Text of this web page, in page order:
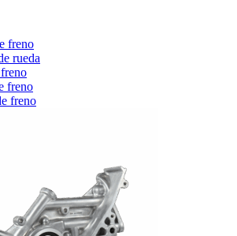
freno
rueda
freno
freno